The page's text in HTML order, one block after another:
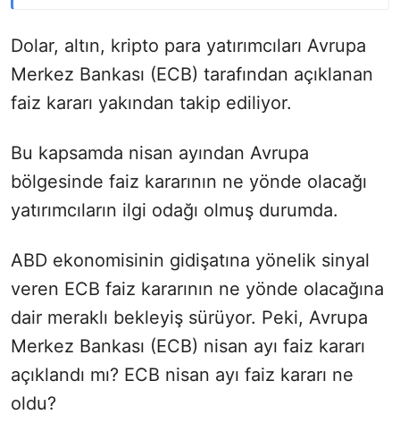
Dolar, altın, kripto para yatırımcıları Avrupa
Merkez Bankası (ECB) tarafından açıklanan
faiz kararı yakından takip ediliyor.
Bu kapsamda nisan ayından Avrupa
bölgesinde faiz kararının ne yönde olacağı
yatırımcıların ilgi odağı olmuş durumda.
ABD ekonomisinin gidişatına yönelik sinyal
veren ECB faiz kararının ne yönde olacağına
dair meraklı bekleyiş sürüyor. Peki, Avrupa
Merkez Bankası (ECB) nisan ayı faiz kararı
açıklandı mı? ECB nisan ayı faiz kararı ne
oldu?